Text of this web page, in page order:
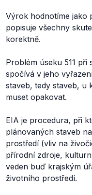
Výrok hodnotíme jako
popisuje všechny
korektně.
Problém úseku 511
spočívá v jeho
staveb, tedy staveb, u
muset opakovat.
EIA je procedura, při
plánovaných staveb
prostředí (vliv na
přírodní zdroje,
veden buď krajským
životního prostředí.